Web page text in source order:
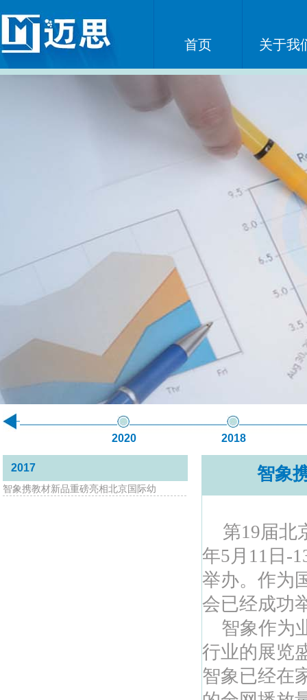
首页 关于我
2020 2018
2017
智象携教材新品重磅亮相北京国际幼
智象
第19届北
年5月 11 日 -
举办。作为
会已经成功
智象作为
行业的展览
智象已经在